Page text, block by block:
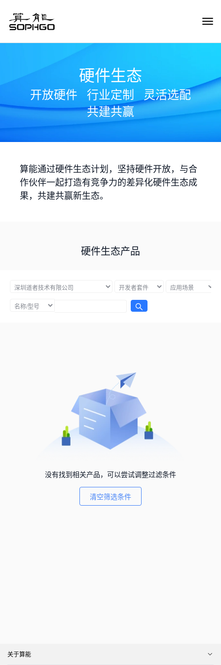
硬件生态
开放硬件 行业定制
灵活选配
共建共赢
算能通过硬件生态计划，坚持硬件开放，与合
作伙伴一起打造有竞争力的差异化硬件生态成
果，共建共赢新生态。
硬件生态产品
没有找到相关产品，可以尝试调整过滤条件
清空筛选条件
关于算能